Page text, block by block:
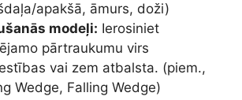
apakšā, āmurs, doži)
modeļi: Ierosiniet
pārtraukumu virs
vai zem atbalsta. (piem.,
Wedge, Falling Wedge)